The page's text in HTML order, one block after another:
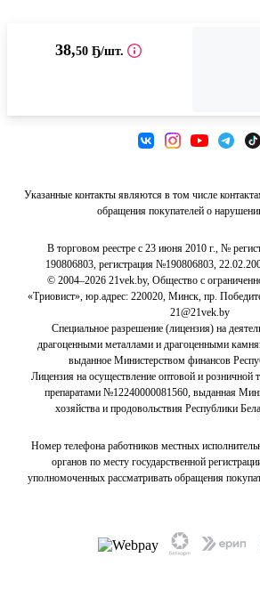
38,50 Ҕ/шт.
Указанные контакты являются в том числе
обращения покупателей о
В торговом реестре с 23 июня 2010 г., №
190806803, регистрация №190806803,
© 2004–2026 21vek.by, Общество с
«Триовист», юр.адрес: 220020, Минск, пр.
21@21vek.by
Специальное разрешение (лицензия) на
драгоценными металлами и драгоценными
выданное Министерством финансов
Лицензия на осуществление оптовой и розничной
препаратами №12240000081560, выданная
хозяйства и продовольствия Республики
Номер телефона работников местных
органов по месту государственной
уполномоченных рассматривать обращения